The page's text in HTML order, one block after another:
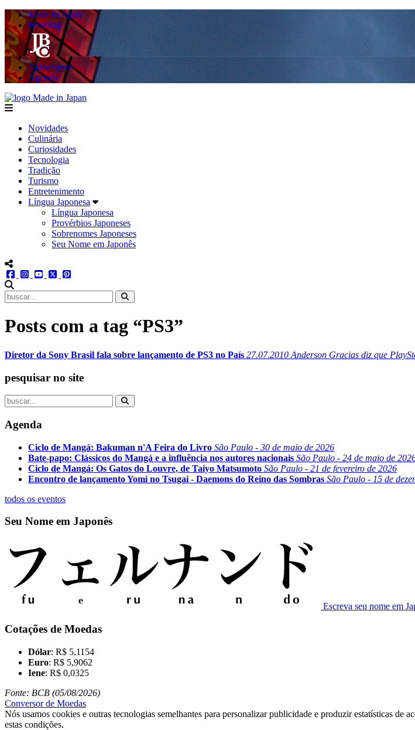
Made in Japan
Hashitag
AkibaSpace
Agenda
menu
Novidades
Culinária
Curiosidades
Tecnologia
Tradição
Turismo
Entretenimento
Língua Japonesa
Língua Japonesa
Provérbios Japoneses
Sobrenomes Japoneses
Seu Nome em Japonês
menu redes social
facebookinstagram
youtube
twitter
Posts com a tag “PS3”
Diretor da Sony Brasil fala sobre lançamento de PS3 no País 27.07.2010 Anderson Gracias diz que
pesquisar no site
Agenda
Ciclo de Mangá: Bakuman n'A Feira do Livro São Paulo - 30 de maio de 2026
Bate-papo: Clássicos do Mangá e a influência nos autores nacionais São Paulo - 24 de maio de
Ciclo de Mangá: Os Gatos do Louvre, de Taiyo Matsumoto São Paulo - 21 de fevereiro de 2026
Encontro de lançamento Yomi no Tsugai - Daemons do Reino das Sombras São Paulo - 15 de
todos os eventos
Seu Nome em Japonês
Escreva seu nome em
Cotações de Moedas
Dólar: R$ 5,1154
Euro: R$ 5,9062
Iene: R$ 0,0325
Fonte: BCB (05/08/2026)
Conversor de Moedas
Nós usamos cookies e outras tecnologias semelhantes para personalizar publicidade e produzir estatísticas de
estas condições.